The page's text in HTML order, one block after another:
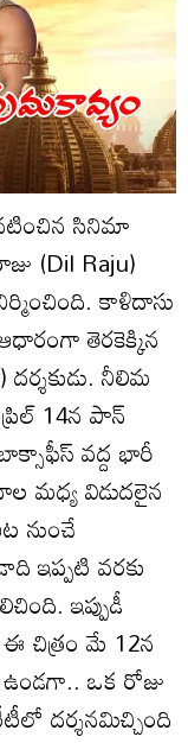
సినిమా
(Dil Raju)
కాళిదాసు
తెరకెక్కిన
నీలిమ
14న పాన్
వద్ద భారీ
మధ్య విడుదలైన
నుంచే
ఇప్పటి వరకు
ఇప్పుడీ
చిత్రం మే 12న
ఒక రోజు
దర్శనమిచ్చింది